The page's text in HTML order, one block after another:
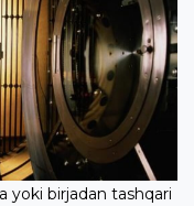
yoki birjadan tashqari